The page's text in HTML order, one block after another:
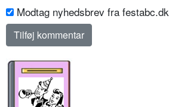
Modtag nyhedsbrev fra festabc.dk